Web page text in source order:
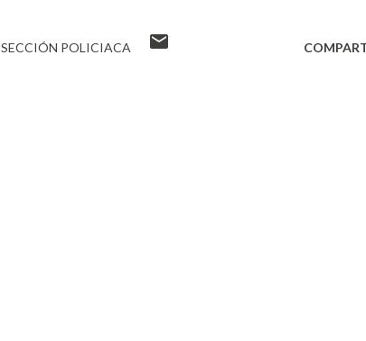
SECCIÓN POLICIACA